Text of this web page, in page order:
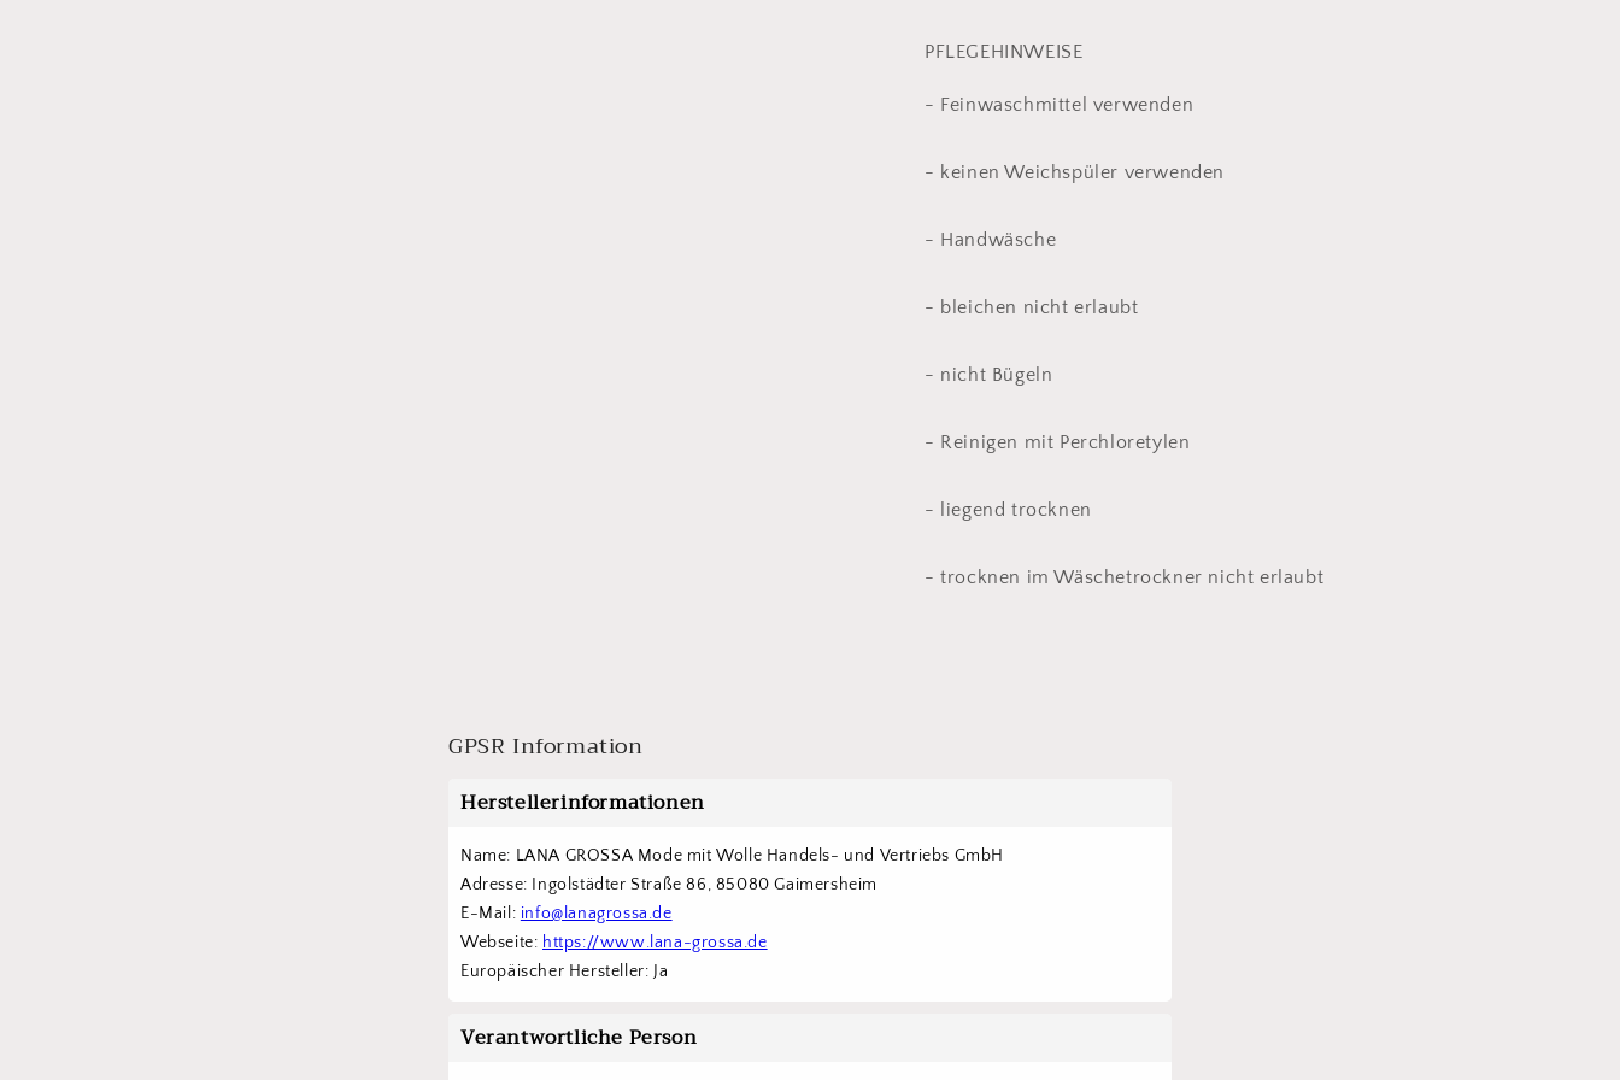
PFLEGEHINWEISE
- Feinwaschmittel verwenden
- keinen Weichspüler verwenden
- Handwäsche
- bleichen nicht erlaubt
- nicht Bügeln
- Reinigen mit Perchloretylen
- liegend trocknen
- trocknen im Wäschetrockner nicht erlaubt
GPSR Information
Herstellerinformationen
Name: LANA GROSSA Mode mit Wolle Handels- und Vertriebs GmbH
Adresse: Ingolstädter Straße 86, 85080 Gaimersheim
E-Mail: info@lanagrossa.de
Webseite: https://www.lana-grossa.de
Europäischer Hersteller: Ja
Verantwortliche Person